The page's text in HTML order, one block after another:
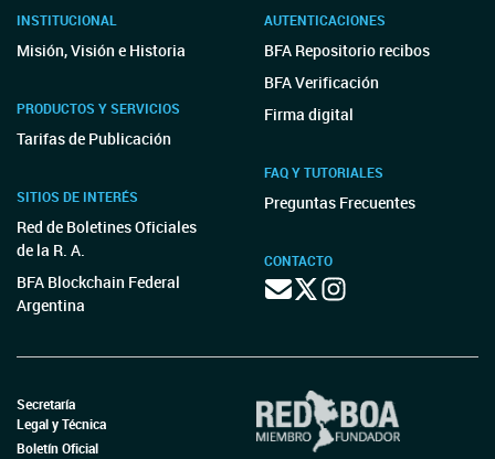
INSTITUCIONAL
Misión, Visión e Historia
PRODUCTOS Y SERVICIOS
Tarifas de Publicación
SITIOS DE INTERÉS
Red de Boletines Oficiales
de la R. A.
BFA Blockchain Federal
Argentina
AUTENTICACIONES
BFA Repositorio recibos
BFA Verificación
Firma digital
FAQ Y TUTORIALES
Preguntas Frecuentes
CONTACTO
Secretaría
Legal y Técnica
Boletín Oficial